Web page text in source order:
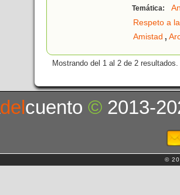
Temática:
Respeto a
Amistad ,
Mostrando del 1 al 2 de 2 resultados.
delcuento© 2013-
©